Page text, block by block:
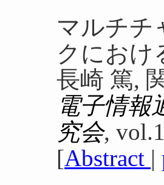
マルチチ
クにおけ
長崎 篤,
電子情報
究会,
[Abstract |